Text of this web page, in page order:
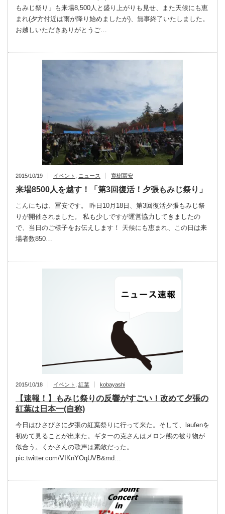
もみじ祭り」も来場8,500人と盛り上がりも見せ、また天候にも恵
まれ(夕方付近は雨が降り始めましたが)、無事終了いたしました。
お越しいただきありがとうご…
2015/10/19 イベント ニュース 寛樹冨安
来場8500人を越す！「第3回復活！夕張もみじ祭り」
こんにちは、冨安です。 昨日10月18日、第3回復活夕張もみじ祭
りが開催されました。 私も少しですが運営協力してきましたの
で、当日のご様子をお伝えします！ 天候にも恵まれ、この日は来
場者数850…
2015/10/18 イベント 紅葉 kobayashi
【速報！】もみじ祭りの反響がすごい！改めて夕張の
紅葉は日本一(自称)
今日はひさびさに夕張の紅葉祭りに行って来た。そして、laufenを
初めて見ることが出来た。ギターの克さんはメロン熊の被り物が
似合う。くかさんの歌声は素敵だった。
pic.twitter.com/VIKnYOqUVB&md…